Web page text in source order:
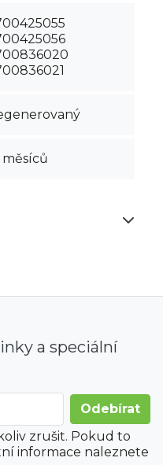
měsíců
a speciální
zrušit. Pokud to
informace naleznete